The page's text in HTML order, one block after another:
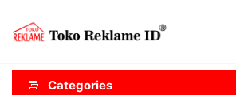
content
ID
Categories